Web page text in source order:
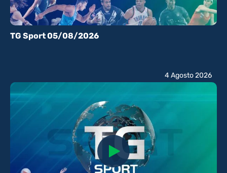
TG Sport 05/08/2026
4 Agosto 2026